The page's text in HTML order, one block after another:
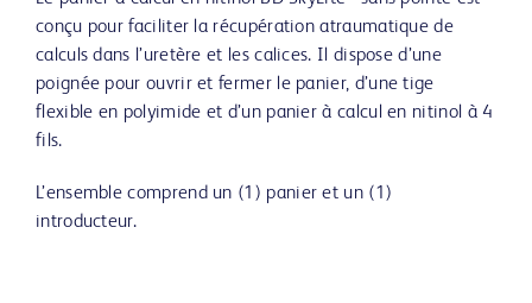
conçu pour faciliter la récupération atraumatique de
calculs dans l’uretère et les calices. Il dispose d’une
poignée pour ouvrir et fermer le panier, d’une tige
flexible en polyimide et d’un panier à calcul en nitinol à 4
fils.
L’ensemble comprend un (1) panier et un (1)
introducteur.